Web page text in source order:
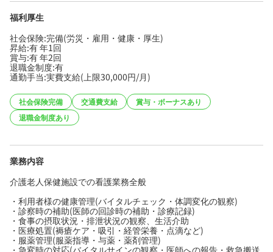
福利厚生
社会保険:完備(労災・雇用・健康・厚生)
昇給:有 年1回
賞与:有 年2回
退職金制度:有
通勤手当:実費支給(上限30,000円/月)
社会保険完備 交通費支給
賞与・ボーナスあり
退職金制度あり
業務内容
介護老人保健施設での看護業務全般
・利用者様の健康管理(バイタルチェック・体調変化の観察)
・診察時の補助(医師の回診時の補助・診療記録)
・食事の摂取状況・排泄状況の観察、生活介助
・医療処置(褥瘡ケア・吸引・経管栄養・点滴など)
・服薬管理(服薬指導・与薬・薬剤管理)